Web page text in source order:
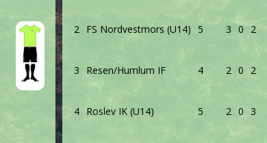
2 FS Nordvestmors (U14) 5 3 0 2
3 Resen/Humlum IF 4 2 0 2
4 Roslev IK (U14) 5 2 0 3